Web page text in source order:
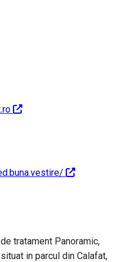
tratament Panoramic,
in parcul din Calafat,